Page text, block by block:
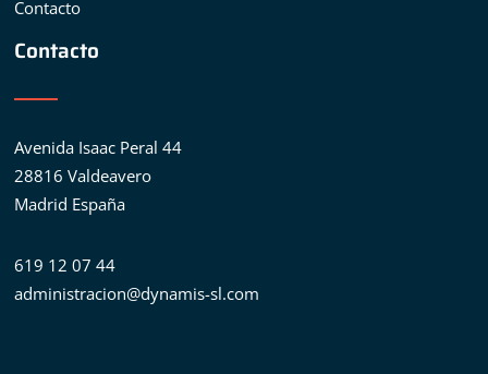
Contacto
Contacto
Avenida Isaac Peral 44
28816 Valdeavero
Madrid España
619 12 07 44
administracion@dynamis-sl.com